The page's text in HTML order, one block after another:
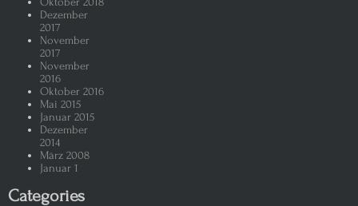
Dezember
2017
November
2017
November
2016
Oktober 2016
Mai 2015
Januar 2015
Dezember
2014
März 2008
Januar 1
Categories